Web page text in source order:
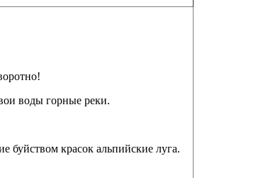
воды горные реки.
буйством красок альпийские луга.